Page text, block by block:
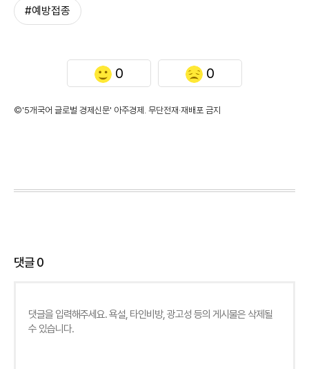
#예방접종
0 0
©'5개국어 글로벌 경제신문' 아주경제. 무단전재·재배포 금지
댓글0